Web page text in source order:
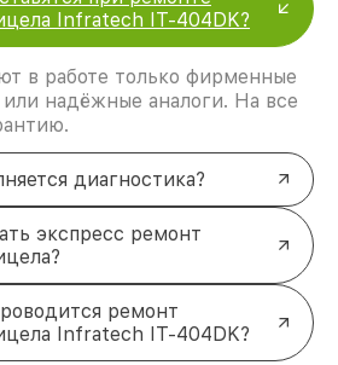
Infratech IT-404DK?
в работе только фирменные
надёжные аналоги. На все
диагностика?
экспресс ремонт
ремонт
Infratech IT-404DK?